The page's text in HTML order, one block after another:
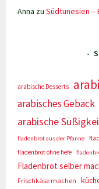
Anna zuSüdtunesien –
-
arabische Desserts
arabisches Gebäck
arabische
fladenbrot aus der Pfanne
fladenbrot ohne hefe
Fladenbrot selber
Frischkäse machen